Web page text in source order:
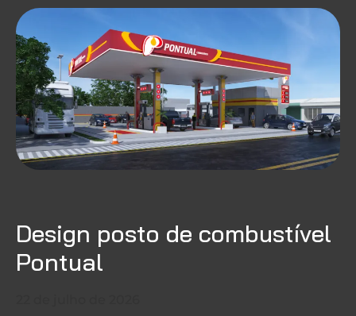
Design posto de combustível
Pontual